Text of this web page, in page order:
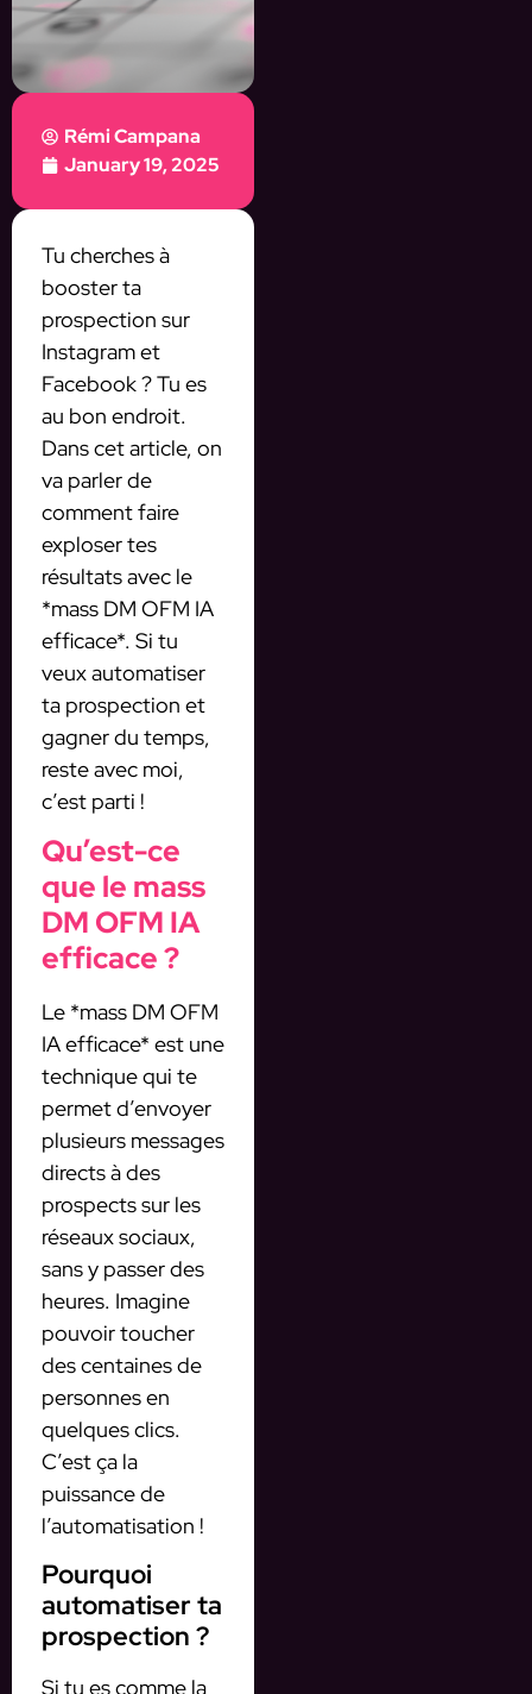
Rémi Campana
January 19, 2025
Tu cherches à
booster ta
prospection sur
Instagram et
Facebook ? Tu es
au bon endroit.
Dans cet article, on
va parler de
comment faire
exploser tes
résultats avec le
*mass DM OFM IA
efficace*. Si tu
veux automatiser
ta prospection et
gagner du temps,
reste avec moi,
c’est parti !
Qu’est-ce
que le mass
DM OFM IA
efficace ?
Le *mass DM OFM
IA efficace* est une
technique qui te
permet d’envoyer
plusieurs messages
directs à des
prospects sur les
réseaux sociaux,
sans y passer des
heures. Imagine
pouvoir toucher
des centaines de
personnes en
quelques clics.
C’est ça la
puissance de
l’automatisation !
Pourquoi
automatiser ta
prospection ?
Si tu es comme la